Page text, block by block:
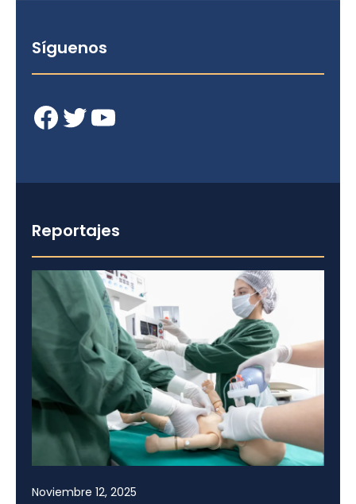
Síguenos
Facebook Twitter YouTube
Reportajes
Noviembre 12, 2025